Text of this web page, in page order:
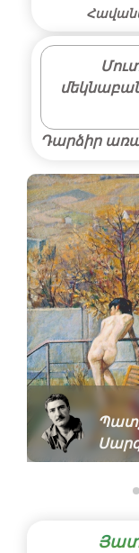
Դարձիր